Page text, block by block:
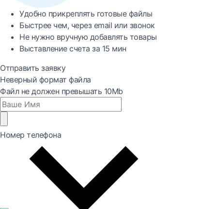
Удобно прикреплять готовые файлы
Быстреечем, через email или звонок
Не нужно вручную добавлять товары
Выставление счета за 15 мин
Отправить заявку
Неверный формат файла
Файл не должен превышать 10Mb
Номер телефона